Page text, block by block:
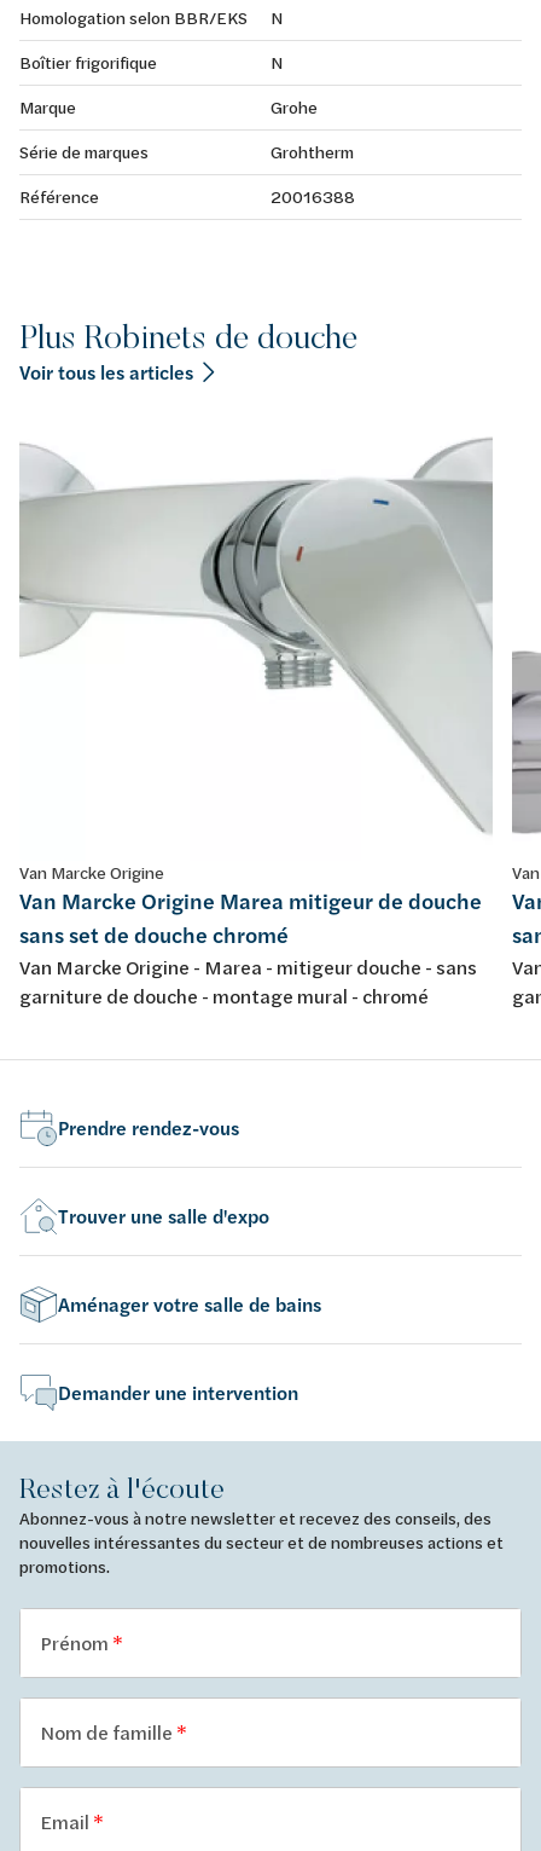
Homologation selon BBR/EKS
N
Boîtier frigorifique
N
Marque
Grohe
Série de marques
Grohtherm
Référence
20016388
Plus Robinets de douche
Voir tous les articles
Van Marcke Origine
Van Marcke Origine Marea mitigeur de douche
sans set de douche chromé
Van Marcke Origine - Marea - mitigeur douche - sans
garniture de douche - montage mural - chromé
Prendre rendez-vous
Trouver une salle d'expo
Aménager votre salle de bains
Demander une intervention
Restez à l'écoute
Abonnez-vous à notre newsletter et recevez des conseils, des
nouvelles intéressantes du secteur et de nombreuses actions et
promotions.
Prénom
Nom de famille
Email